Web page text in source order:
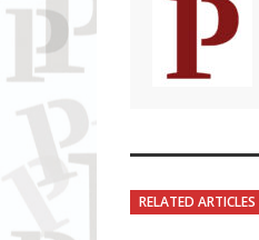
RELATED ARTICLES